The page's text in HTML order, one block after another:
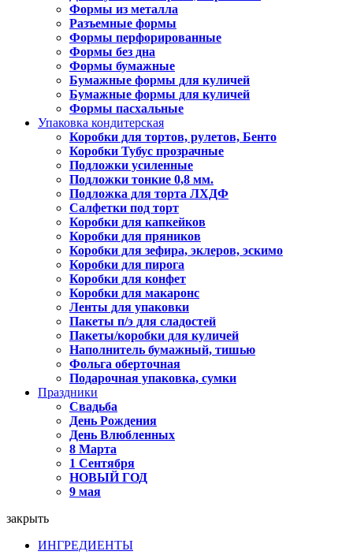
Формы из металла
Разъемные формы
Формы перфорированные
Формы без дна
Формы бумажные
Бумажные формы для куличей
Бумажные формы для куличей
Формы пасхальные
Упаковка кондитерская
Коробки для тортов, рулетов, Бенто
Коробки Тубус прозрачные
Подложки усиленные
Подложки тонкие 0,8 мм.
Подложка для торта ЛХДФ
Салфетки под торт
Коробки для капкейков
Коробки для пряников
Коробки для зефира, эклеров, эскимо
Коробки для пирога
Коробки для конфет
Коробки для макаронс
Ленты для упаковки
Пакеты п/э для сладостей
Пакеты/коробки для куличей
Наполнитель бумажный, тишью
Фольга оберточная
Подарочная упаковка, сумки
Праздники
Свадьба
День Рождения
День Влюбленных
8 Марта
1 Сентября
НОВЫЙ ГОД
9 мая
закрыть
ИНГРЕДИЕНТЫ